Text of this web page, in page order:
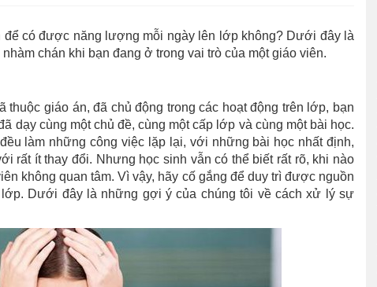
để có được năng lượng mỗi ngày lên lớp không? Dưới đây là
chán khi bạn đang ở trong vai trò của một giáo viên.
giáo án, đã chủ động trong các hoạt động trên lớp, bạn
dạy cùng một chủ đề, cùng một cấp lớp và cùng một bài học.
làm những công việc lặp lại, với những bài học nhất định,
rất ít thay đổi. Nhưng học sinh vẫn có thể biết rất rõ, khi nào
không quan tâm. Vì vậy, hãy cố gắng để duy trì được nguồn
Dưới đây là những gợi ý của chúng tôi về cách xử lý sự